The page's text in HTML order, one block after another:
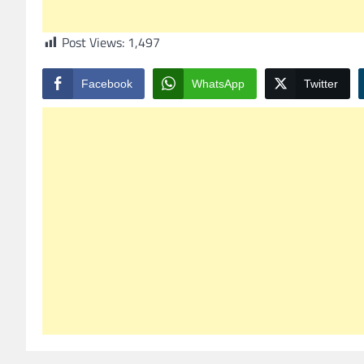
Post Views: 1,497
Facebook WhatsApp Twitter